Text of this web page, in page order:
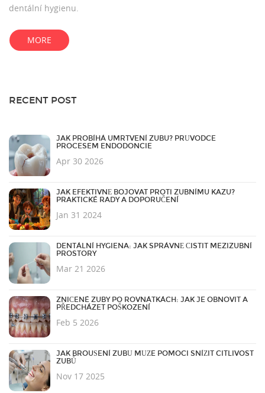
dentální hygienu.
MORE
RECENT POST
JAK PROBÍHÁ UMRTVENÍ ZUBU? PRŮVODCE
PROCESEM ENDODONCIE
Apr 30 2026
JAK EFEKTIVNĚ BOJOVAT PROTI ZUBNÍMU KAZU?
PRAKTICKÉ RADY A DOPORUČENÍ
Jan 31 2024
DENTÁLNÍ HYGIENA: JAK SPRÁVNĚ ČISTIT MEZIZUBNÍ
PROSTORY
Mar 21 2026
ZNIČENÉ ZUBY PO ROVNÁTKÁCH: JAK JE OBNOVIT A
PŘEDCHÁZET POŠKOZENÍ
Feb 5 2026
JAK BROUŠENÍ ZUBŮ MŮŽE POMOCI SNÍŽIT CITLIVOST
ZUBŮ
Nov 17 2025